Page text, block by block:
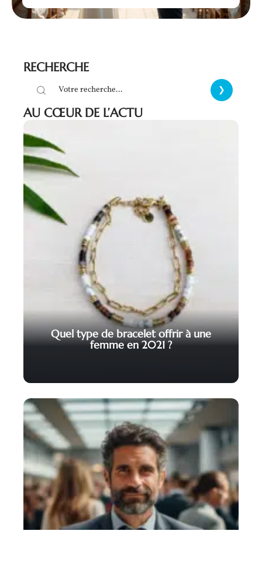
RECHERCHE
AU CŒUR DE L’ACTU
Quel type de bracelet offrir à une
femme en 2021 ?